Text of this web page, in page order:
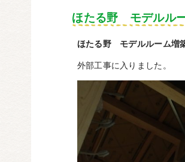
ほたる野 モデルル
ほたる野 モデルルーム増
外部工事に入りました。